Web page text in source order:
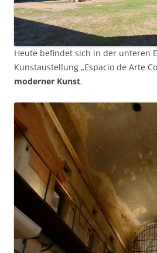
Heute befindet sich in der unteren
Kunstaustellung „Espacio de Arte
moderner Kunst.